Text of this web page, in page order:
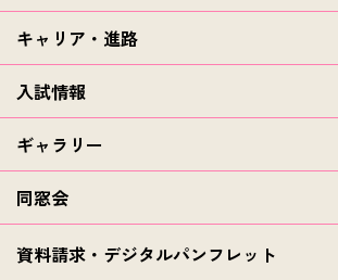
キャリア・進路
入試情報
ギャラリー
同窓会
資料請求・デジタルパンフレット